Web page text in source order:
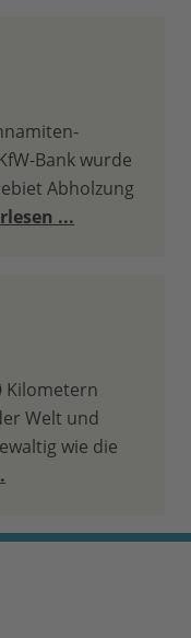
Bank wurde
Abholzung
...
Kilometern
Welt und
wie die